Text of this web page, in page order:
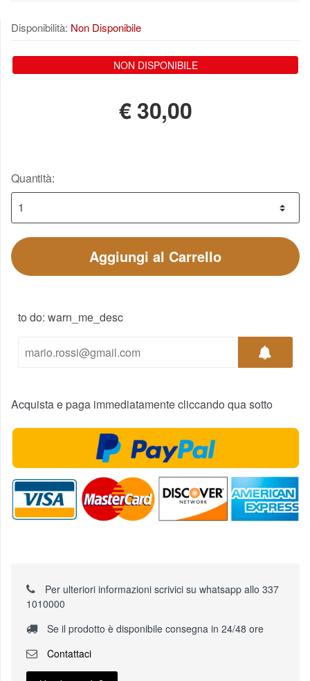
Disponibilità: Non Disponibile
NON DISPONIBILE
€30,00
Quantità:
Aggiungi al Carrello
to do: warn_me_desc
Acquista e paga immediatamente cliccando qua sotto
Per ulteriori informazioni scrivici su whatsapp allo 337
1010000
Se il prodotto è disponibile consegna in 24/48 ore
Contattaci